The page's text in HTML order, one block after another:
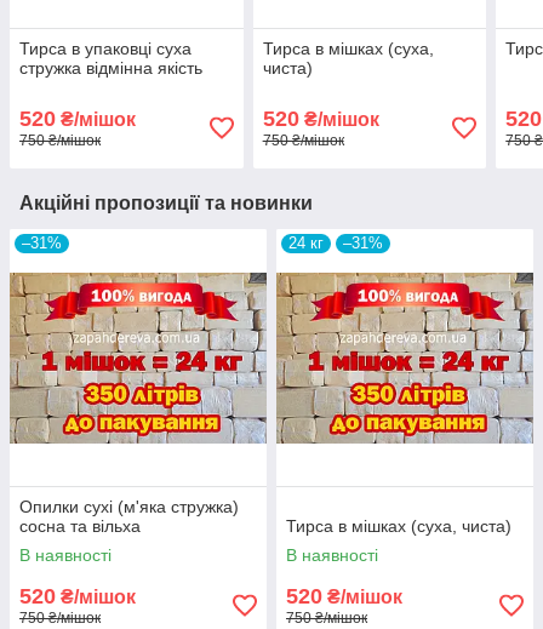
Тирса в упаковці суха
стружка відмінна якість
520 ₴/мішок
750 ₴/мішок
Тирса в мішках (суха,
чиста)
520₴/мішок
750 ₴/мішок
520
750
Акційні пропозиції та новинки
–31%
Опилки сухі (м'яка стружка)
сосна та вільха
В наявності
520 ₴/мішок
750 ₴/мішок
24 кг –31%
Тирса в мішках (суха, чиста)
В наявності
520 ₴/мішок
750 ₴/мішок